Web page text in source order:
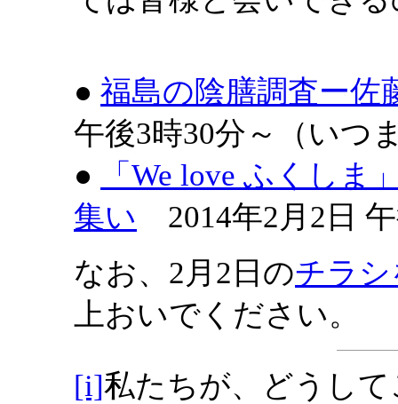
● 福島の陰膳調査ー佐
午後3時30分～（いつ
●
「We love ふくし
集い 2014年2月2日
なお、2月2日のチラ
上おいでください。
[i]私たちが、どうし